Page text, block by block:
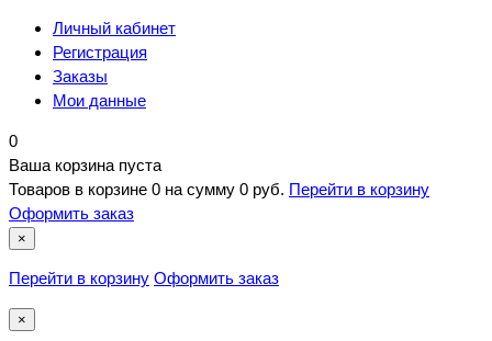
Личный кабинет
Регистрация
Заказы
Мои данные
0
Ваша корзина пуста
Товаров в корзине 0 на сумму 0 руб. Перейти в корзину
Оформить заказ
×
Перейти в корзину Оформить заказ
×